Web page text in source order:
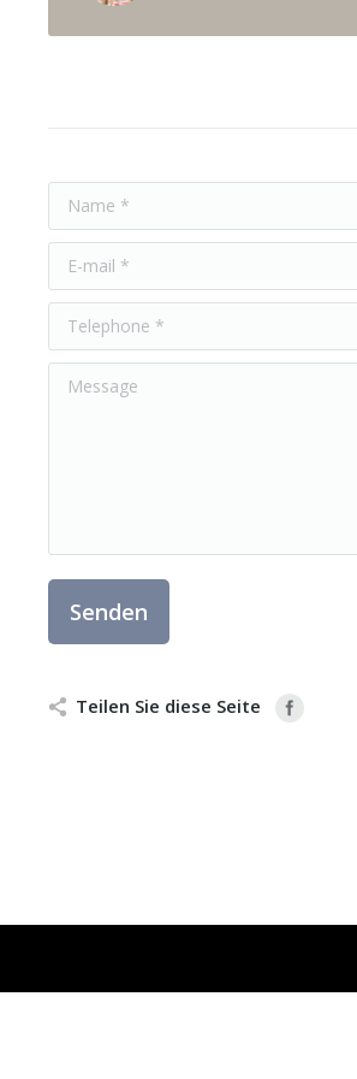
Name *
E-mail *
Telephone *
Message
Senden
Teilen Sie diese Seite